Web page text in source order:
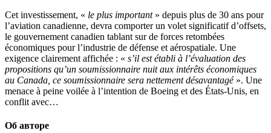
Cet investissement, « le plus important » depuis plus de 30 ans pour
l’aviation canadienne, devra comporter un volet significatif d’offsets,
le gouvernement canadien tablant sur de forces retombées
économiques pour l’industrie de défense et aérospatiale. Une
exigence clairement affichée : « s’il est établi à l’évaluation des
propositions qu’un soumissionnaire nuit aux intérêts économiques
au Canada, ce soumissionnaire sera nettement désavantagé ». Une
menace à peine voilée à l’intention de Boeing et des États-Unis, en
conflit avec…
Об авторе